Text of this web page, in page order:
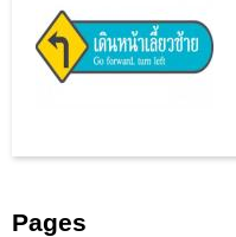
Pages